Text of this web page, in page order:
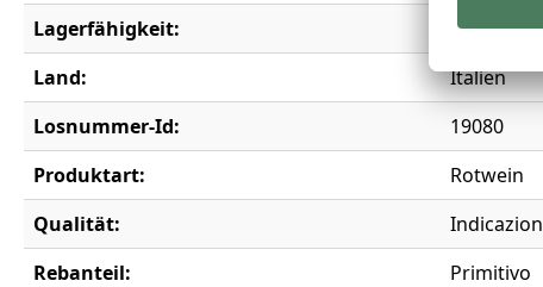
Lagerfähigkeit:
4 Jahre
Land:
Italien
Losnummer-Id:
19080
Produktart:
Rotwein
Qualität:
Rebanteil:
Primitivo